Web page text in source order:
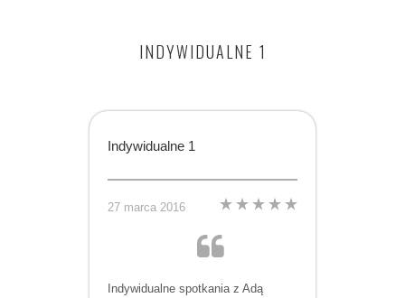
INDYWIDUALNE 1
Indywidualne 1
27 marca 2016
Indywidualne spotkania z Adą